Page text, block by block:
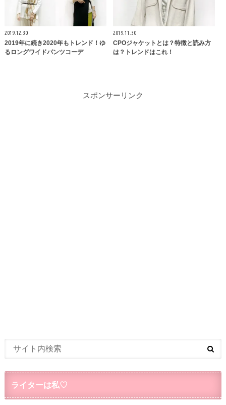
2019.12.30
2019年に続き2020年もトレンド！ゆ
るロングワイドパンツコーデ
2019.11.30
CPOジャケットとは？特徴と読み方
は？トレンドはこれ！
スポンサーリンク
ライターは私♡